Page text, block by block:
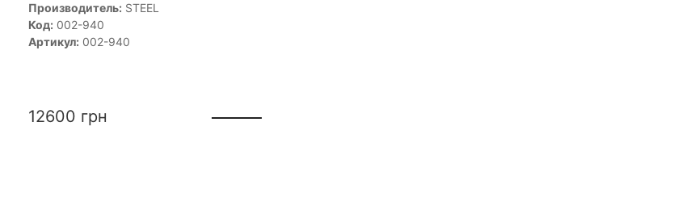
Производитель: STEEL
Код: 002-940
Артикул: 002-940
12600 грн